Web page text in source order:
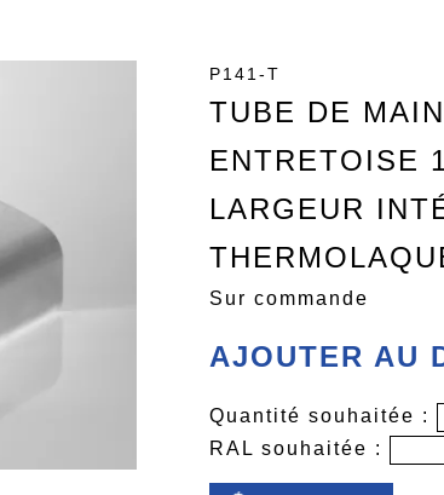
P141-T
TUBE DE
ENTRETOISE
LARGEUR
Sur commande
AJOUTER AU
Quantité souhaitée :
RAL souhaitée :